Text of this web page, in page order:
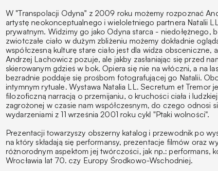
W "Transpolacji Odyna" z 2009 roku możemy rozpoznać
artystę neokonceptualnego i wieloletniego partnera Natalii
prywatnym. Widzimy go jako Odyna starca - niedołężnego,
zwiotczałe ciało w dużym zbliżeniu możemy dokładnie
współczesną kulturę stare ciało jest dla widza obsceniczne,
Andrzej Lachowicz pozuje, ale jakby zasłaniając się przed
skierowanym gdzieś w bok. Opiera się nie na włóczni, a na
bezradnie poddaje się prośbom fotografującej go Natalii.
intymnym rytuale. Wystawa Natalia LL. Secretum et Tremor
filozoficzną narracją o przemijaniu, o kruchości ciała i
zagrożonej w czasie nam współczesnym, do czego odnosi
wydarzeniami z 11 września 2001 roku cykl "Ptaki wolności".
Prezentacji towarzyszy obszerny katalog i przewodnik po
na który składają się performansy, prezentacje filmów oraz
różnorodnym aspektom jej twórczości, jak np.: performans,
Wrocławia lat 70. czy Europy Środkowo-Wschodniej.